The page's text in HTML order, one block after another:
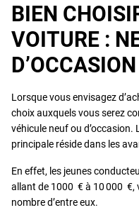
BIEN
VOITURE :
D’OCCASION
Lorsque vous envisagez
choix auxquels vous serez
véhicule neuf ou d’occasion.
principale réside dans les
En effet, les jeunes
allant de 1000 € à 10 000 €,
nombre d’entre eux.